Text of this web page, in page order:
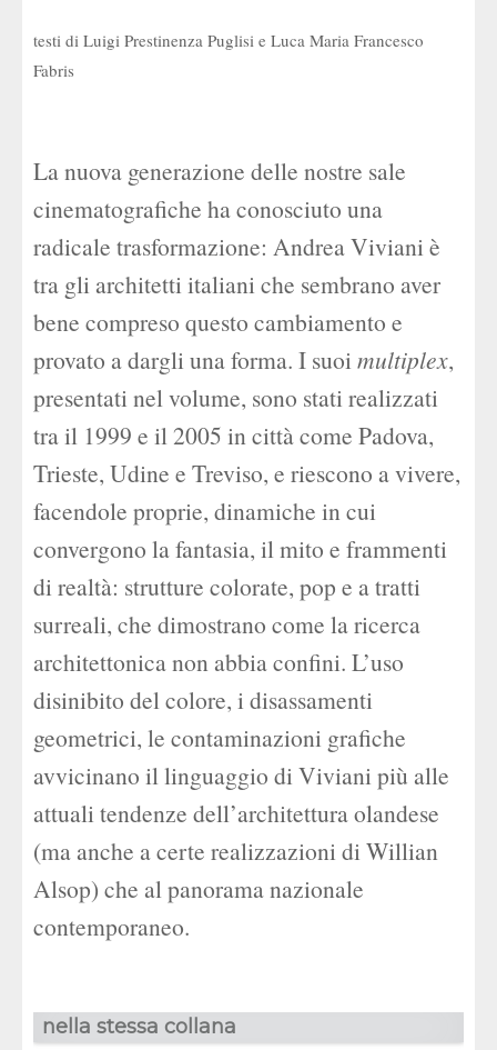
testi di Luigi Prestinenza Puglisi e Luca Maria Francesco
Fabris
La nuova generazione delle nostre sale
cinematografiche ha conosciuto una
radicale trasformazione: Andrea Viviani è
tra gli architetti italiani che sembrano aver
bene compreso questo cambiamento e
provato a dargli una forma. I suoimultiplex,
presentati nel volume, sono stati realizzati
tra il 1999 e il 2005 in città come Padova,
Trieste, Udine e Treviso, e riescono a vivere,
facendole proprie, dinamiche in cui
convergono la fantasia, il mito e frammenti
di realtà: strutture colorate, pop e a tratti
surreali, che dimostrano come la ricerca
architettonica non abbia confini. L’uso
disinibito del colore, i disassamenti
geometrici, le contaminazioni grafiche
avvicinano il linguaggio di Viviani più alle
attuali tendenze dell’architettura olandese
(ma anche a certe realizzazioni di Willian
Alsop) che al panorama nazionale
contemporaneo.
nella stessa collana